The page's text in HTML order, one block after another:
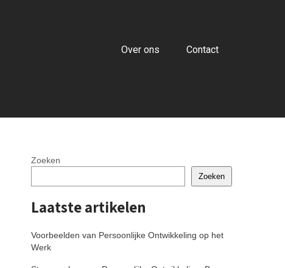
Over ons Contact
Zoeken
Zoeken
Laatste artikelen
Voorbeelden van Persoonlijke Ontwikkeling op het
Werk